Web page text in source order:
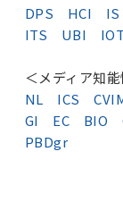
DPS
HCI IS
ITS
UBI IOT
＜メディア知
NL
ICS
GI
EC BIO
PBDgr